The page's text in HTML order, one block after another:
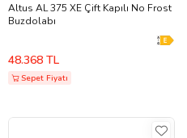
Altus AL 375 XE Çift Kapılı No Frost
Buzdolabı
48.368 TL
Sepet Fiyatı